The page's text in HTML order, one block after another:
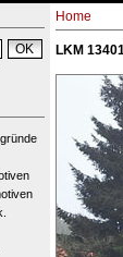
Home
LKM